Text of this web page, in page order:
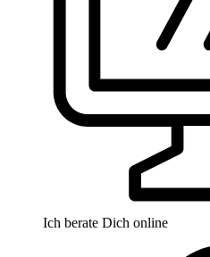
Ich berate Dich online